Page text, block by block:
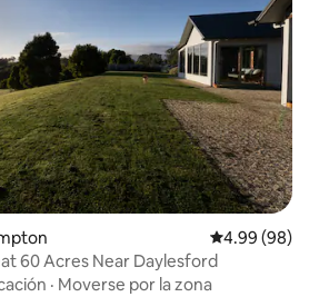
Calificación
4.99 (98)
60 Acres Near Daylesford
· Moverse por la zona